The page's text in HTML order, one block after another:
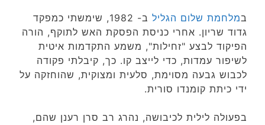
במלחמת שלום הגליל
ב- 1982, שימשתי כמפקד
גדוד שריון. אחרי כניסת הפסקת האש לתוקף, הורה
הפיקוד לבצע "זחילות", משמע התקדמות איטית
לשיפור עמדות, כדי לייצב קו. כך, קיבלתי פקודה
לכבוש גבעה מסוימת, סלעית ומצוקית, שהוחזקה על
ידי כיתת קומנדו סורית.
בפעולה לילית לכיבושה, נהרג רב סרן רענן שהם,